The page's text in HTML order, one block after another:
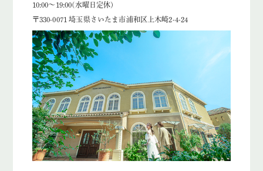
10:00〜19:00(水曜日定休)
〒330-0071 埼玉県さいたま市浦和区上木崎2-4-24